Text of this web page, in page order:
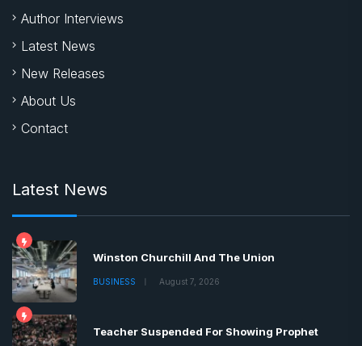
Author Interviews
Latest News
New Releases
About Us
Contact
Latest News
Winston Churchill And The Union
BUSINESS August 7, 2026
Teacher Suspended For Showing Prophet